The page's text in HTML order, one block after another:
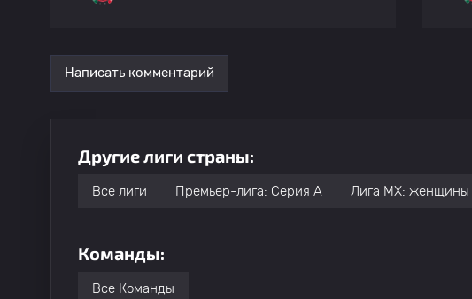
Javier Suarez
Написать комментарий
Другие лиги страны:
Все лиги Премьер-лига: Серия А Лига МХ: женщины
Команды:
Все Команды